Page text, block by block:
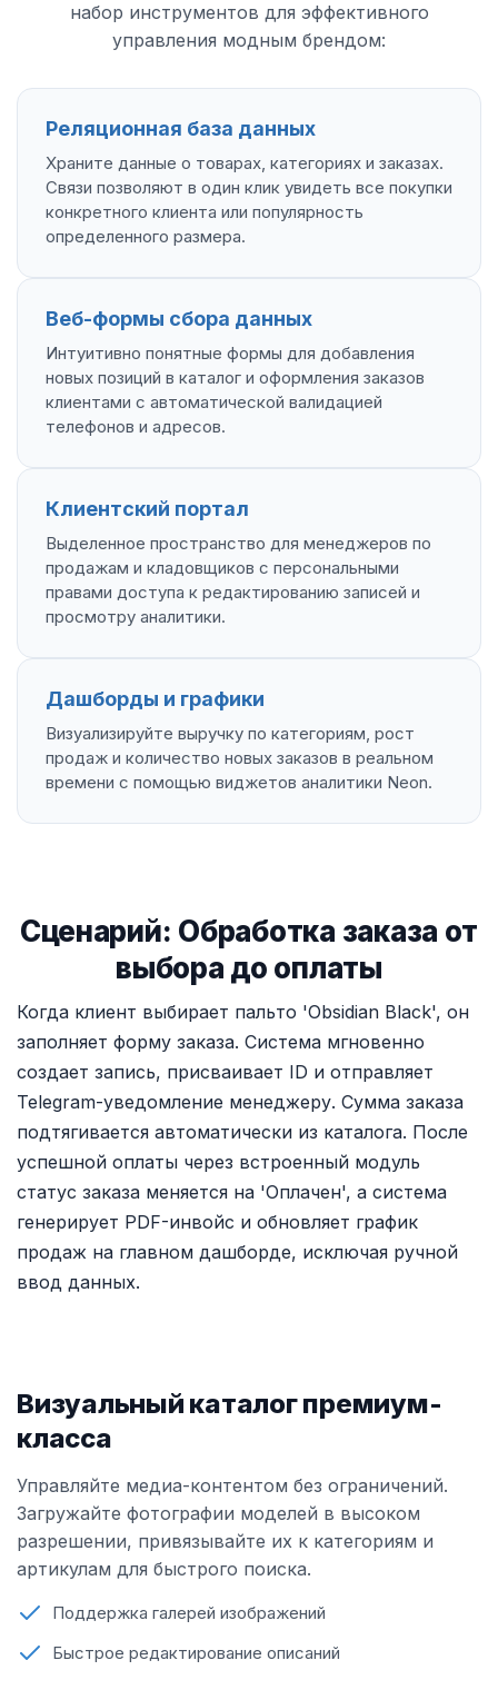
набор инструментов для эффективного
управления модным брендом:
Реляционная база данных
Храните данные о товарах, категориях и заказах.
Связи позволяют в один клик увидеть все покупки
конкретного клиента или популярность
определенного размера.
Веб-формы сбора данных
Интуитивно понятные формы для добавления
новых позиций в каталог и оформления заказов
клиентами с автоматической валидацией
телефонов и адресов.
Клиентский портал
Выделенное пространство для менеджеров по
продажам и кладовщиков с персональными
правами доступа к редактированию записей и
просмотру аналитики.
Дашборды и графики
Визуализируйте выручку по категориям, рост
продаж и количество новых заказов в реальном
времени с помощью виджетов аналитики Neon.
Сценарий: Обработка заказа от
выбора до оплаты
Когда клиент выбирает пальто 'Obsidian Black', он
заполняет форму заказа. Система мгновенно
создает запись, присваивает ID и отправляет
Telegram-уведомление менеджеру. Сумма заказа
подтягивается автоматически из каталога. После
успешной оплаты через встроенный модуль
статус заказа меняется на 'Оплачен', а система
генерирует PDF-инвойс и обновляет график
продаж на главном дашборде, исключая ручной
ввод данных.
Визуальный каталог премиум-
класса
Управляйте медиа-контентом без ограничений.
Загружайте фотографии моделей в высоком
разрешении, привязывайте их к категориям и
артикулам для быстрого поиска.
Поддержка галерей изображений
Быстрое редактирование описаний